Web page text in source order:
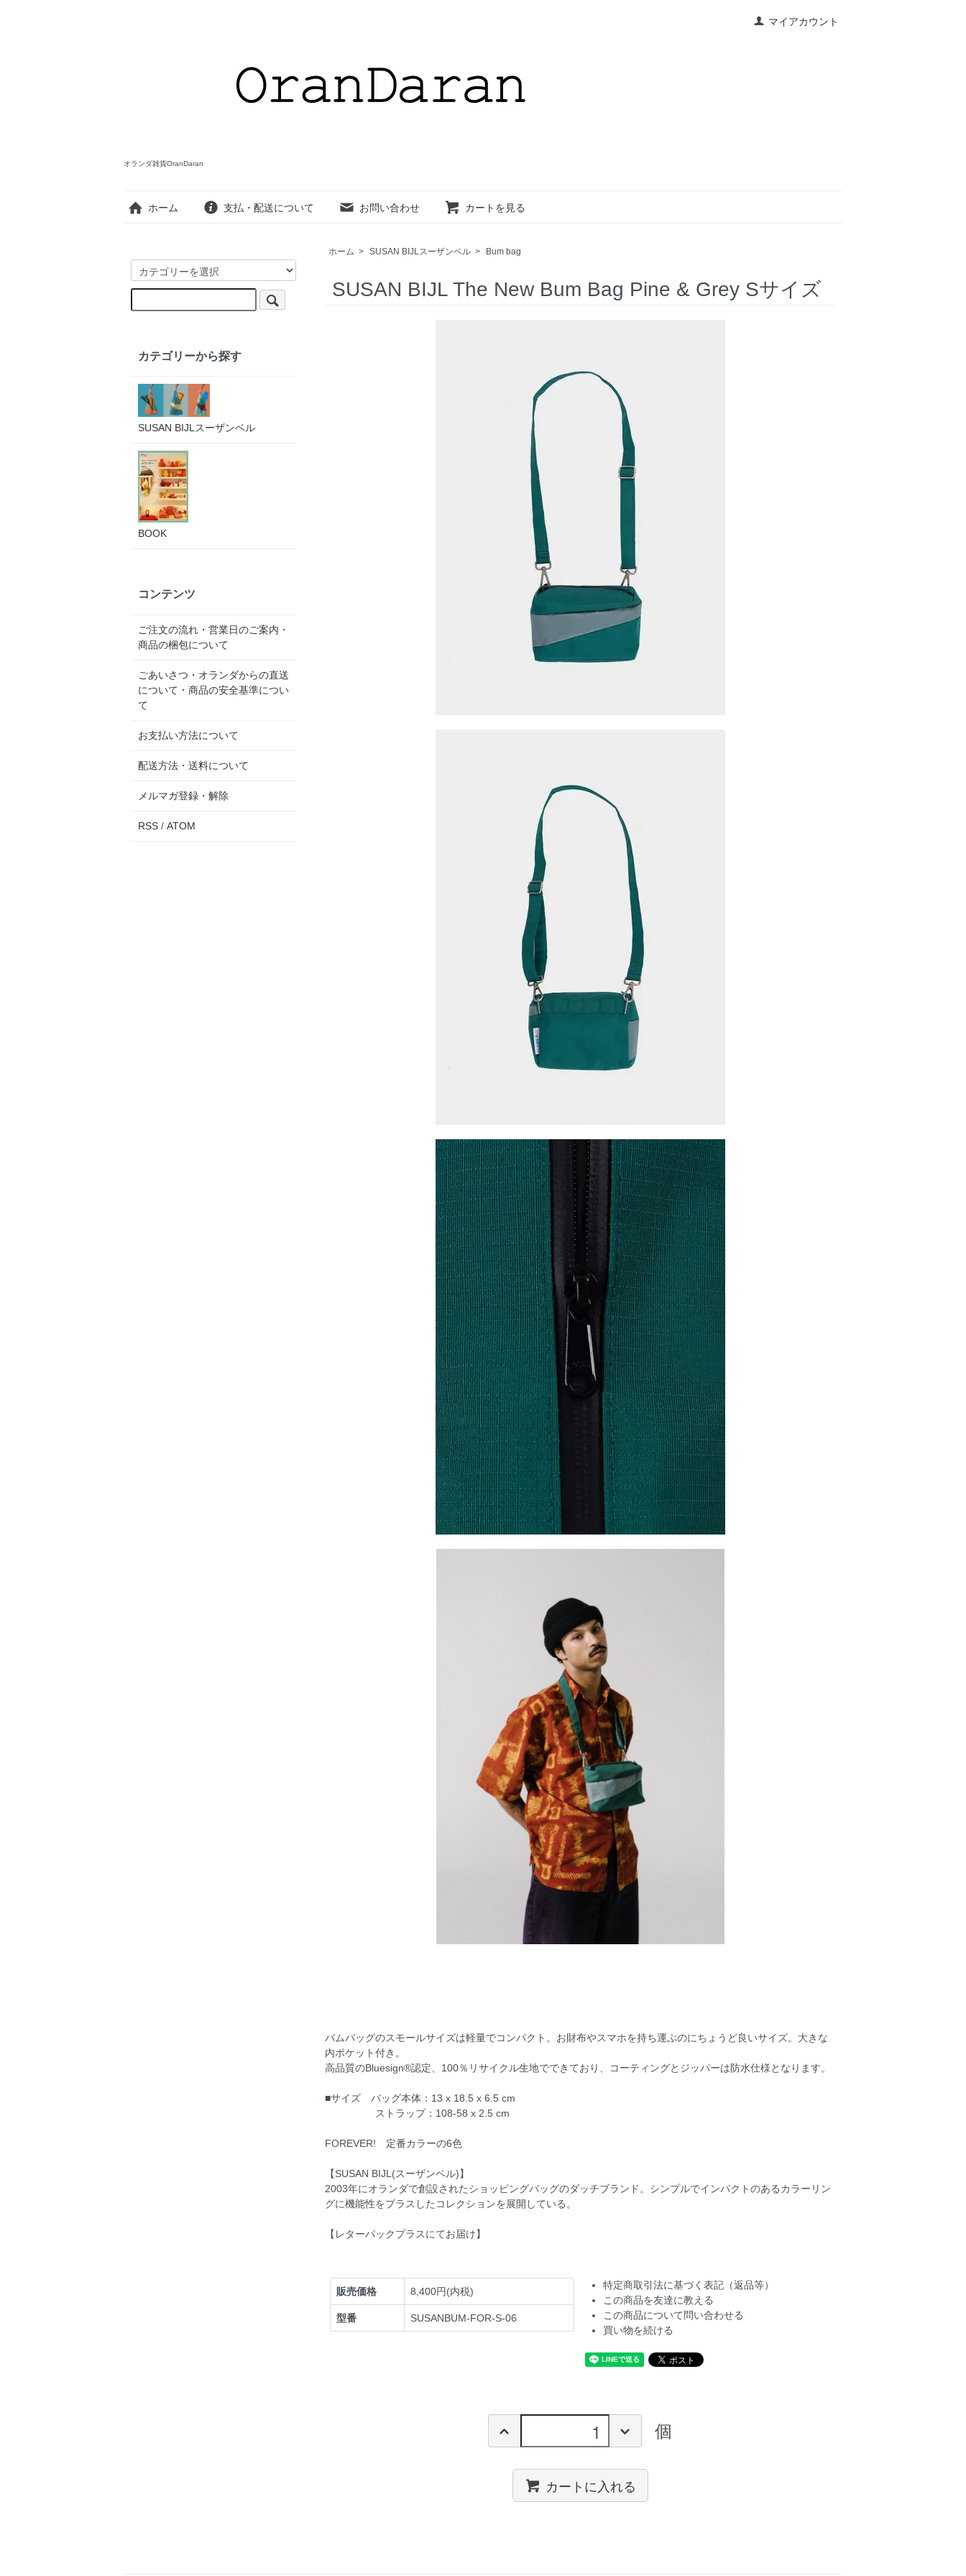
マイアカウント
オランダ雑貨OranDaran
ホーム 支払・配送について お問い合わせ カートを見る
ホーム > SUSAN BIJLスーザンベル > Bum bag
SUSAN BIJL The New Bum Bag Pine & Grey Sサイズ
バムバッグのスモールサイズは軽量でコンパクト。お財布やスマホを持ち運ぶのにちょうど良いサイズ。大きな
内ポケット付き。
高品質のBluesign®認定、100％リサイクル生地でできており、コーティングとジッパーは防水仕様となります。
■サイズ バッグ本体：13 x 18.5 x 6.5 cm
ストラップ：108-58 x 2.5 cm
FOREVER! 定番カラーの6色
【SUSAN BIJL(スーザンベル)】
2003年にオランダで創設されたショッピングバッグのダッチブランド。シンプルでインパクトのあるカラーリン
グに機能性をプラスしたコレクションを展開している。
【レターパックプラスにてお届け】
販売価格 8,400円(内税)
型番 SUSANBUM-FOR-S-06
特定商取引法に基づく表記（返品等）
この商品を友達に教える
この商品について問い合わせる
買い物を続ける
個
カートに入れる
カテゴリーから探す
SUSAN BIJLスーザンベル
BOOK
コンテンツ
ご注文の流れ・営業日のご案内・
商品の梱包について
ごあいさつ・オランダからの直送
について・商品の安全基準につい
て
お支払い方法について
配送方法・送料について
メルマガ登録・解除
RSS / ATOM